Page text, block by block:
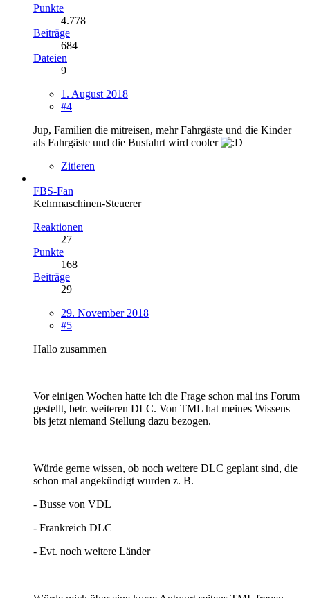
Punkte
4.778
Beiträge
684
Dateien
9
1. August 2018
#4
Jup, Familien die mitreisen, mehr Fahrgäste und die Kinder
als Fahrgäste und die Busfahrt wird cooler
Zitieren
FBS-Fan
Kehrmaschinen-Steuerer
Reaktionen
27
Punkte
168
Beiträge
29
29. November 2018
#5
Hallo zusammen
Vor einigen Wochen hatte ich die Frage schon mal ins Forum
gestellt, betr. weiteren DLC. Von TML hat meines Wissens
bis jetzt niemand Stellung dazu bezogen.
Würde gerne wissen, ob noch weitere DLC geplant sind, die
schon mal angekündigt wurden z. B.
- Busse von VDL
- Frankreich DLC
- Evt. noch weitere Länder